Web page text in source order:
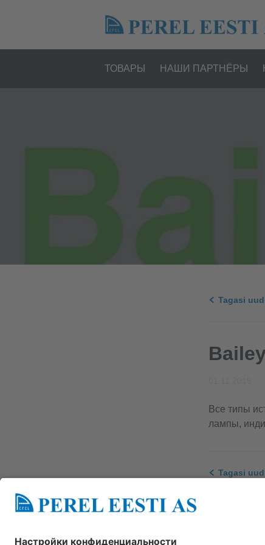
ТОВАРЫ НАШИ ПАРТНËРЫ
Tagasi
Все типы
лампы,
Tagasi